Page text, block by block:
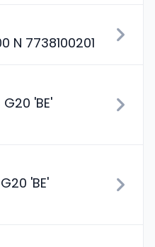
N 7738100201
'BE'
'BE'